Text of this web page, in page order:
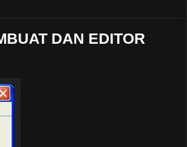
DAN EDITOR